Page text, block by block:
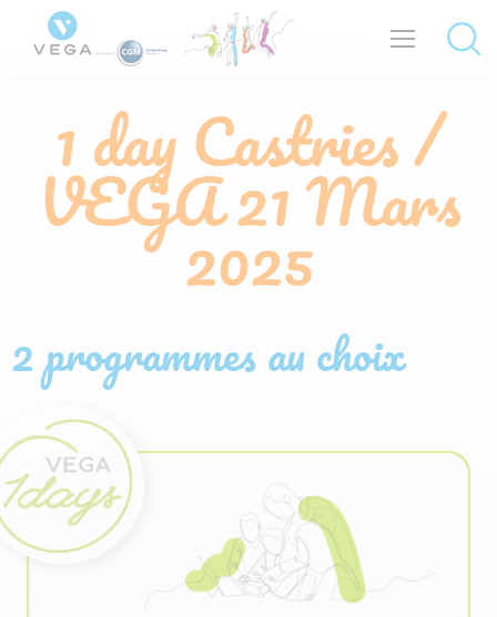
1 day Castries /
VEGA21 Mars
2025
2 programmes au choix